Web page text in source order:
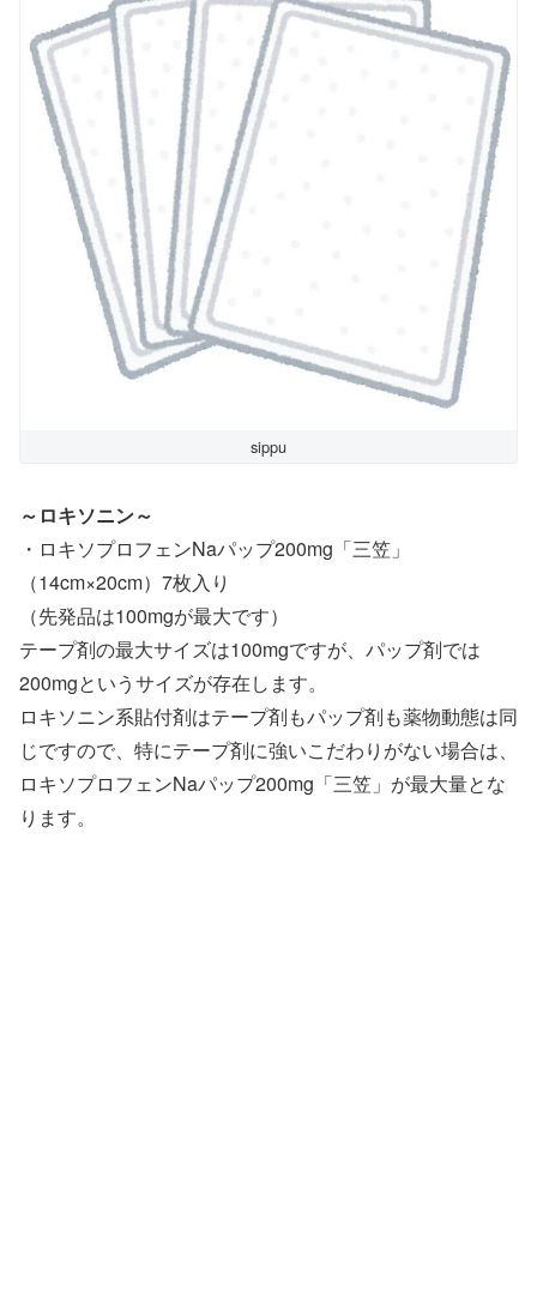
sippu
～ロキソニン～
・ロキソプロフェンNaパップ200mg「三笠」
（14cm×20cm）7枚入り
（先発品は100mgが最大です）
テープ剤の最大サイズは100mgですが、パップ剤では
200mgというサイズが存在します。
ロキソニン系貼付剤はテープ剤もパップ剤も薬物動態は同
じですので、特にテープ剤に強いこだわりがない場合は、
ロキソプロフェンNaパップ200mg「三笠」が最大量とな
ります。